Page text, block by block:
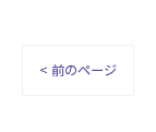
< 前のページ